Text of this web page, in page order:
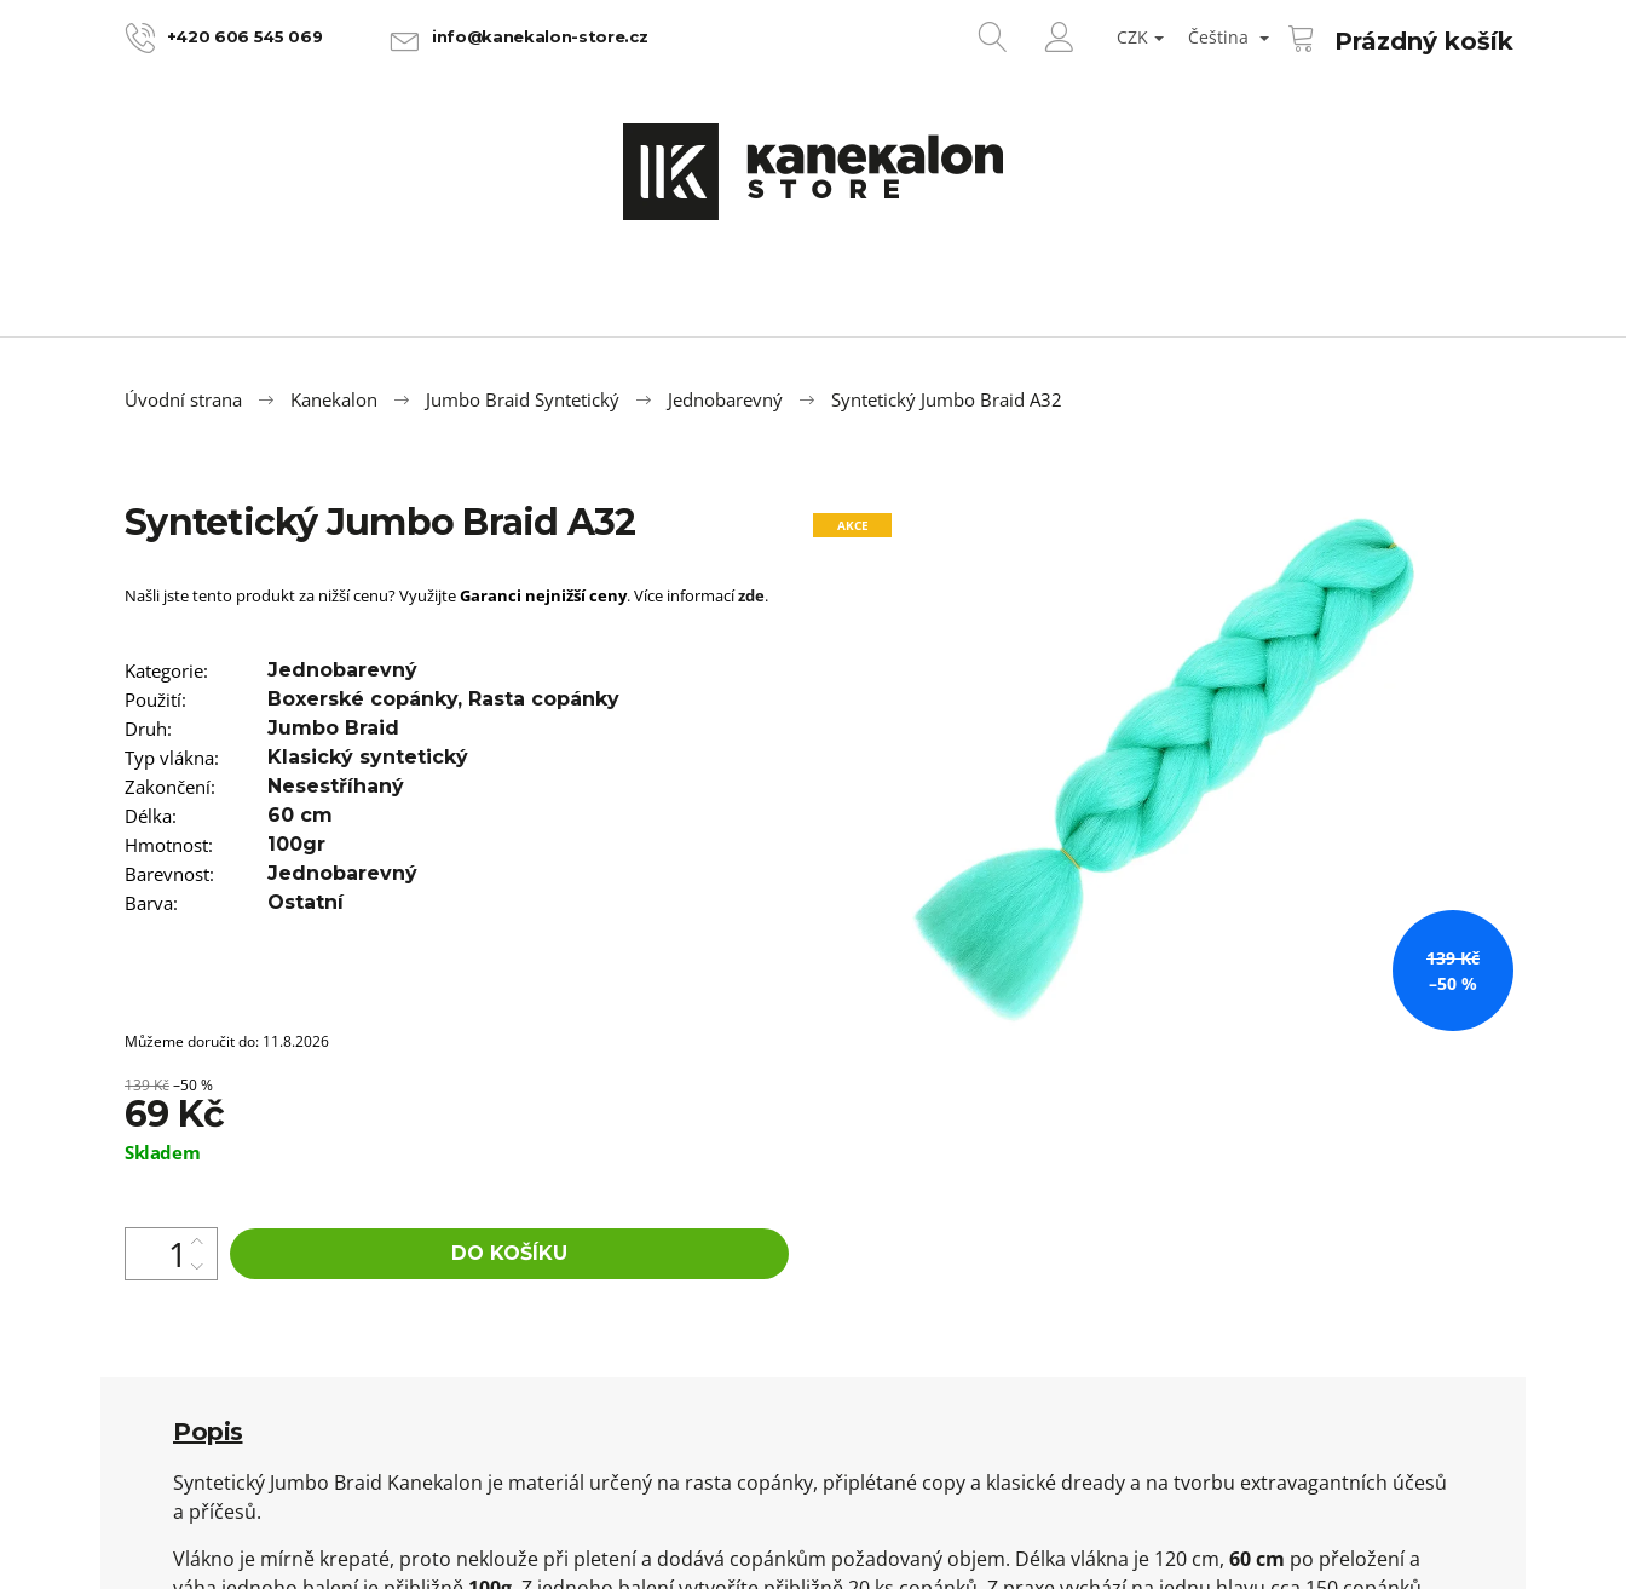
+420 606 545 069 info@kanekalon-store.cz
HLEDAT
CZK Čeština NÁKUPNÍ
KOŠÍK
Prázdný košík
Úvodní strana Kanekalon Jumbo Braid Syntetický Jednobarevný Syntetický Jumbo Braid A32
Syntetický Jumbo Braid A32 AKCE
139 Kč
–50 %
Našli jste tento produkt za nižší cenu? VyužijteGaranci nejnižší ceny. Více informacízde.
Kategorie: Jednobarevný
Použití: Boxerské copánky, Rasta copánky
Druh: Jumbo Braid
Typ vlákna: Klasický syntetický
Zakončení: Nesestříhaný
Délka: 60 cm
Hmotnost: 100gr
Barevnost: Jednobarevný
Barva: Ostatní
Můžeme doručit do: 11.8.2026
139 Kč–50 %
69 Kč
Měrná
Skladem
DO KOŠÍKU
Popis
Syntetický Jumbo Braid Kanekalon je materiál určený na rasta copánky, připlétané copy a klasické dready a na tvorbu extravagantních účesů
a příčesů.
Vlákno je mírně krepaté, proto neklouže při pletení a dodává copánkům požadovaný objem. Délka vlákna je 120 cm, 60 cm po přeložení a
Co potřebujete najít?
100% JUMBO BRAID KANEKALON 22
SUPERBRAID
Původně:149 Kč
100% EZ KANEKALON 1